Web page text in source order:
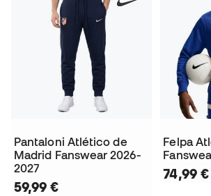
Pantaloni Atlético de
Madrid Fanswear 2026-
2027
59,99 €
Felpa
74,99 €